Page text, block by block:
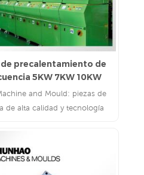
precalentamiento de
5KW 7KW 10KW
and Mould: piezas de
de alta calidad y tecnología
LEE MAS